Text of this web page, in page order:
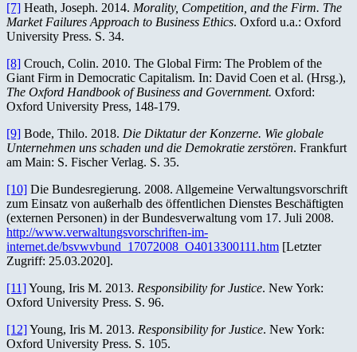
[7] Heath, Joseph. 2014. Morality, Competition, and the Firm. The
Market Failures Approach to Business Ethics. Oxford u.a.: Oxford
University Press. S. 34.
[8] Crouch, Colin. 2010. The Global Firm: The Problem of the
Giant Firm in Democratic Capitalism. In: David Coen et al. (Hrsg.),
The Oxford Handbook of Business and Government. Oxford:
Oxford University Press, 148-179.
[9] Bode, Thilo. 2018. Die Diktatur der Konzerne. Wie globale
Unternehmen uns schaden und die Demokratie zerstören. Frankfurt
am Main: S. Fischer Verlag. S. 35.
[10] Die Bundesregierung. 2008. Allgemeine Verwaltungsvorschrift
zum Einsatz von außerhalb des öffentlichen Dienstes Beschäftigten
(externen Personen) in der Bundesverwaltung vom 17. Juli 2008.
http://www.verwaltungsvorschriften-im-
internet.de/bsvwvbund_17072008_O4013300111.htm [Letzter
Zugriff: 25.03.2020].
[11]Young, Iris M. 2013. Responsibility for Justice. New York:
Oxford University Press. S. 96.
[12]Young, Iris M. 2013. Responsibility for Justice. New York:
Oxford University Press. S. 105.